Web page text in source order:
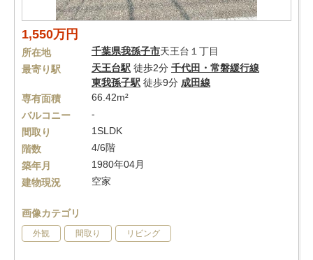
1,550万円
所在地 千葉県我孫子市天王台１丁目
最寄り駅
天王台駅 徒歩2分 千代田・常磐緩行線
東我孫子駅 徒歩9分 成田線
専有面積
66.42m²
バルコニー
-
間取り
1SLDK
階数
4/6階
築年月
1980年04月
建物現況
空家
画像カテゴリ
外観 間取り リビング